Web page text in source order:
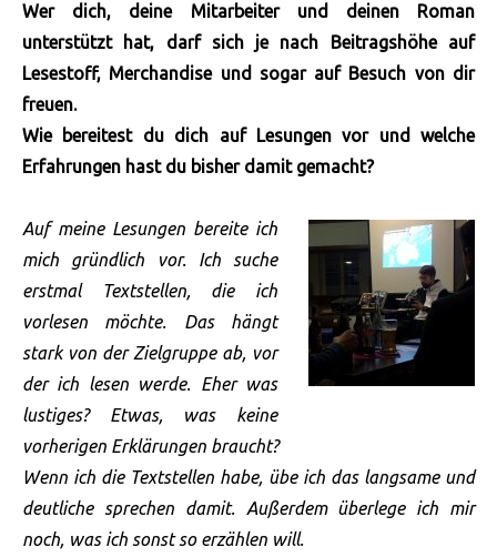
Wer dich, deine Mitarbeiter und deinen Roman
unterstützt hat, darf sich je nach Beitragshöhe auf
Lesestoff, Merchandise und sogar auf Besuch von dir
freuen.
Wie bereitest du dich auf Lesungen vor und welche
Erfahrungen hast du bisher damit gemacht?
Auf meine Lesungen bereite ich
mich gründlich vor. Ich suche
erstmal Textstellen, die ich
vorlesen möchte. Das hängt
stark von der Zielgruppe ab, vor
der ich lesen werde. Eher was
lustiges? Etwas, was keine
vorherigen Erklärungen braucht?
Wenn ich die Textstellen habe, übe ich das langsame und
deutliche sprechen damit. Außerdem überlege ich mir
noch, was ich sonst so erzählen will.